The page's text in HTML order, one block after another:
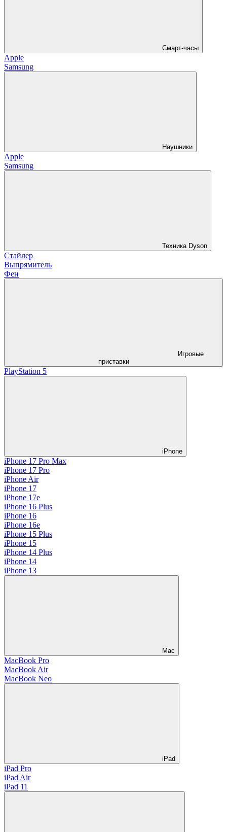
Смарт-часы
Apple
Samsung
Наушники
Apple
Samsung
Техника Dyson
Стайлер
Выпрямитель
Фен
Игровые
приставки
PlayStation 5
iPhone
iPhone 17 Pro Max
iPhone 17 Pro
iPhone Air
iPhone 17
iPhone 17e
iPhone 16 Plus
iPhone 16
iPhone 16e
iPhone 15 Plus
iPhone 15
iPhone 14 Plus
iPhone 14
iPhone 13
Mac
MacBook Pro
MacBook Air
MacBook Neo
iPad
iPad Pro
iPad Air
iPad 11